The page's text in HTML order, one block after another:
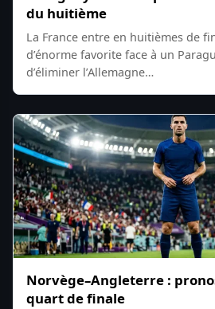
du huitième
La France entre en huitièmes de
d’énorme favorite face à un
d’éliminer l’Allemagne…
Norvège–Angleterre :
quart de finale